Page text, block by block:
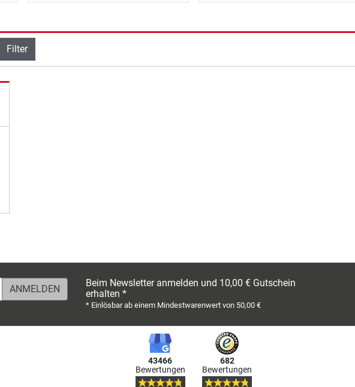
Ansicht filtern
Filter
Beim Newsletter anmelden und 10,00 € Gutschein
erhalten *
* Einlösbar ab einem Mindestwarenwert von 50,00 €
43466
Bewertungen
682
Bewertungen